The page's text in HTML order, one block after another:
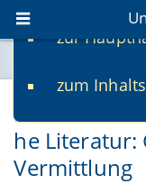
zur
zum
he Literatur:
Vermittlung